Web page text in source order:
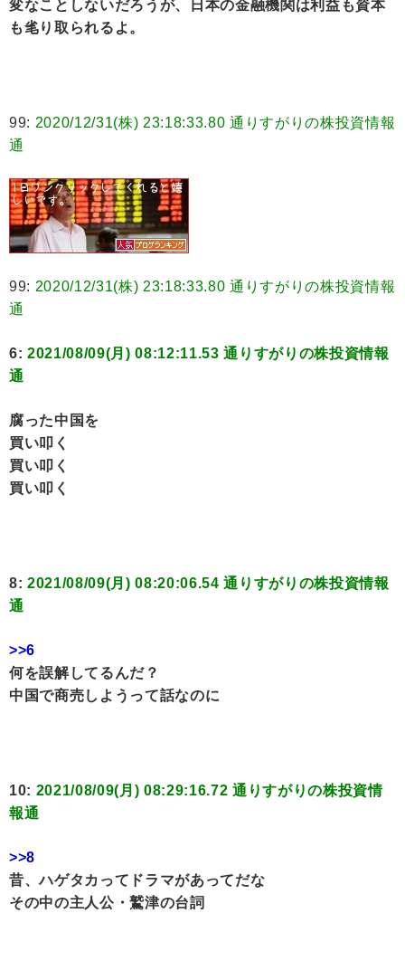
変なことしないだろうが、日本の金融機関は利益も資本
も毟り取られるよ。
99: 2020/12/31(株) 23:18:33.80 通りすがりの株投資情報
通
99: 2020/12/31(株) 23:18:33.80 通りすがりの株投資情報
通
6: 2021/08/09(月) 08:12:11.53 通りすがりの株投資情報
通
腐った中国を
買い叩く
買い叩く
買い叩く
8: 2021/08/09(月) 08:20:06.54 通りすがりの株投資情報
通
>>6
何を誤解してるんだ？
中国で商売しようって話なのに
10: 2021/08/09(月) 08:29:16.72 通りすがりの株投資情
報通
>>8
昔、ハゲタカってドラマがあってだな
その中の主人公・鷲津の台詞